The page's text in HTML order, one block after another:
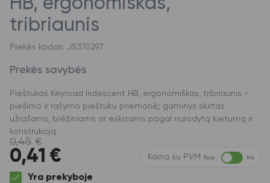
HB, ergonomiškas,
tribriaunis
Prekės kodas: JS310297
Prekės savybės
Pieštukas Keyroad Iridescent HB, ergonomiškas, tribriaunis –
piešimo ir rašymo pieštuku priemonė; gaminys skirtas
užrašams, brėžiniams ar eskizams pagal nurodytą kietumą ir
konstrukciją.
0,45 €
0,41 € Kaina su PVM Taip Ne
Yra prekyboje